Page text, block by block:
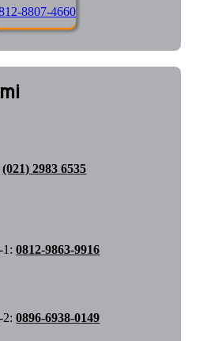
8807-4660
(021) 2983 6535
1:0812-9863-9916
2:0896-6938-0149